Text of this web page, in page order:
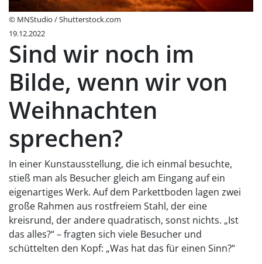
© MNStudio / Shutterstock.com
19.12.2022
Sind wir noch im
Bilde, wenn wir von
Weihnachten
sprechen?
In einer Kunstausstellung, die ich einmal besuchte,
stieß man als Besucher gleich am Eingang auf ein
eigenartiges Werk. Auf dem Parkettboden lagen zwei
große Rahmen aus rostfreiem Stahl, der eine
kreisrund, der andere quadratisch, sonst nichts. „Ist
das alles?“ – fragten sich viele Besucher und
schüttelten den Kopf: „Was hat das für einen Sinn?“